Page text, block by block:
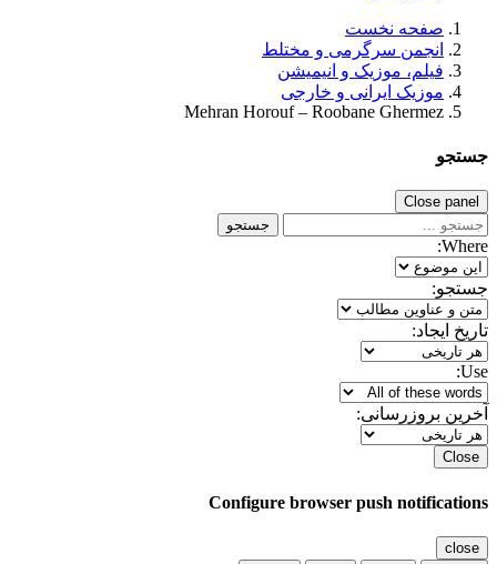
صفحه نخست
انجمن سرگرمی و مختلط
فیلم، موزیک و انیمیشن
موزیک ایرانی و خارجی
Mehran Horouf – Roobane Ghermez
جستجو
Close panel
جستجو
Where:
جستجو:
تاریخ ایجاد:
Use:
آخرین بروزرسانی:
Close
Configure browser push notifications
close